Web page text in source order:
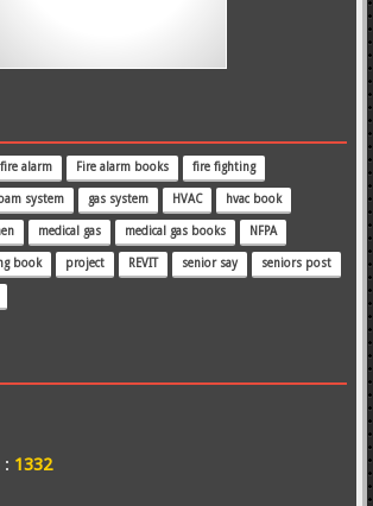
fire alarm Fire alarm books fire fighting
system gas system HVAC hvac book
medical gas medical gas books NFPA
book project REVIT senior say seniors post
: 1332